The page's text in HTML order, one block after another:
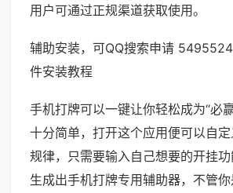
用户可通过正规渠道获取使用。
辅助安装，可QQ搜索申请
件安装教程
手机打牌可以一键让你轻松成为“必
十分简单，打开这个应用便可以自
规律，只需要输入自己想要的开挂
生成出手机打牌专用辅助器，不管